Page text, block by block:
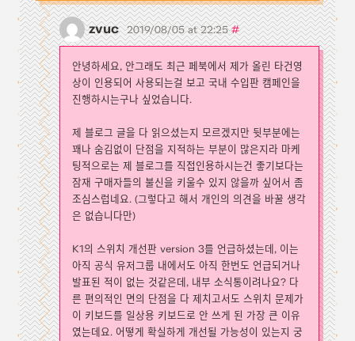
zvuc 2019/08/05 at 22:25#
안녕하세요, 안그래도 최근 페북에서 제가 올린 타건영
상이 인용되어 사용되는걸 보고 국내 수입판 캠페인을
진행하시는구나 싶었습니다.
제 블로그 글을 다 읽으셨는지 모르겠지만 뒷부분에는
꽤나 숨김없이 단점을 지적하는 부분이 많은지라 마케
팅적으로는 제 블로그를 직접인용하시는건 좋기보다는
잠재 구매자들의 불신을 키울수 있지 않을까 싶어서 좀
조심스럽네요. (그렇다고 해서 개인의 의견을 바꿀 생각
은 없습니다만)
K1의 스위치 개선판 version 3를 언급하셨는데, 이는
아직 공식 유저그룹 내에서도 아직 한번도 언급되거나
발표된 적이 없는 것같은데, 내부 소식통이려나요? 다
른 편의적인 면의 단점을 다 제치고서도 스위치 문제가
이 키보드를 일상용 키보드로 안 쓰게 된 가장 큰 이유
였는데요. 어떻게 확실하게 개선될 가능성이 있는지 궁